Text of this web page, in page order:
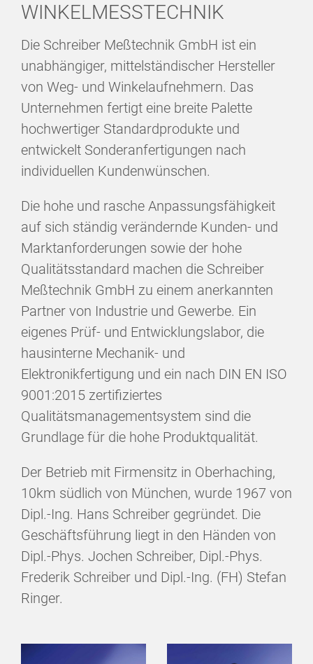
WINKELMESSTECHNIK
Die Schreiber Meßtechnik GmbH ist ein
unabhängiger, mittelständischer Hersteller
von Weg- und Winkelaufnehmern. Das
Unternehmen fertigt eine breite Palette
hochwertiger Standardprodukte und
entwickelt Sonderanfertigungen nach
individuellen Kundenwünschen.
Die hohe und rasche Anpassungsfähigkeit
auf sich ständig verändernde Kunden- und
Marktanforderungen sowie der hohe
Qualitätsstandard machen die Schreiber
Meßtechnik GmbH zu einem anerkannten
Partner von Industrie und Gewerbe. Ein
eigenes Prüf- und Entwicklungslabor, die
hausinterne Mechanik- und
Elektronikfertigung und ein nach DIN EN ISO
9001:2015 zertifiziertes
Qualitätsmanagementsystem sind die
Grundlage für die hohe Produktqualität.
Der Betrieb mit Firmensitz in Oberhaching,
10km südlich von München, wurde 1967 von
Dipl.-Ing. Hans Schreiber gegründet. Die
Geschäftsführung liegt in den Händen von
Dipl.-Phys. Jochen Schreiber, Dipl.-Phys.
Frederik Schreiber und Dipl.-Ing. (FH) Stefan
Ringer.